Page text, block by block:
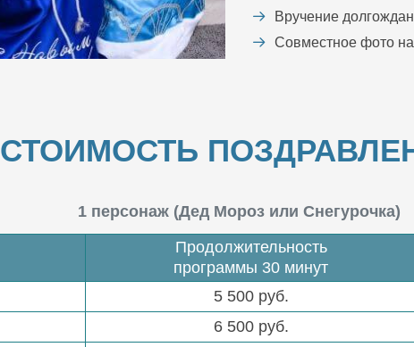
Вручение
Совместное фото
СТОИМОСТЬ
1 персонаж (Дед Мороз или Снегурочка)
Продолжительность
программы 30 минут
5 500 руб.
6 500 руб.